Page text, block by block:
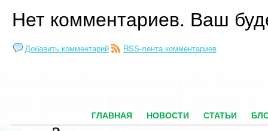
Нет комментариев. Ваш
Добавить комментарий RSS-лента комментариев
ГЛАВНАЯ НОВОСТИ СТАТЬИ